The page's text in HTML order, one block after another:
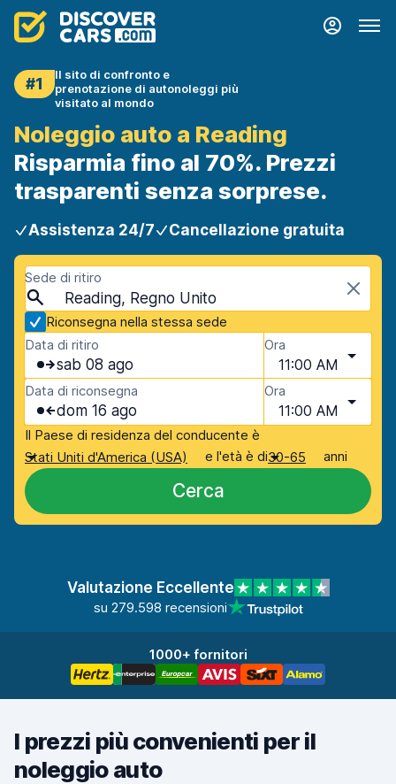
#1
Il sito di confronto e
prenotazione di autonoleggi più
visitato al mondo
Noleggio auto a Reading
Risparmia fino al 70%. Prezzi
trasparenti senza sorprese.
Assistenza 24/7 Cancellazione gratuita
Sede di ritiro
Reading, Regno Unito
Riconsegna nella stessa sede
Data di ritiro
sab 08 ago
Ora
11:00 AM
Data di riconsegna
dom 16 ago
Ora
11:00 AM
Il Paese di residenza del conducente è
Stati Uniti d'America (USA)
e l'età è di30-65 anni
Cerca
Valutazione Eccellente
su 279.598 recensioni
1000+ fornitori
I prezzi più convenienti per il
noleggio auto